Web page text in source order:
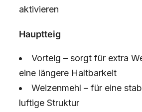
aktivieren
Hauptteig
Vorteig – sorgt für extra
eine längere Haltbarkeit
Weizenmehl – für eine
luftige Struktur